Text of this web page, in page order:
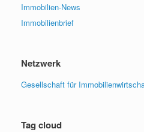
Immobilien-News
Immobilienbrief
Netzwerk
Gesellschaft für
Tag cloud